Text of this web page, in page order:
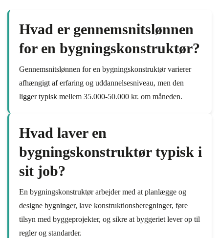
Hvad er gennemsnitslønnen
for en bygningskonstruktør?
Gennemsnitslønnen for en bygningskonstruktør varierer
afhængigt af erfaring og uddannelsesniveau, men den
ligger typisk mellem 35.000-50.000 kr. om måneden.
Hvad laver en
bygningskonstruktør typisk i
sit job?
En bygningskonstruktør arbejder med at planlægge og
designe bygninger, lave konstruktionsberegninger, føre
tilsyn med byggeprojekter, og sikre at byggeriet lever op til
regler og standarder.